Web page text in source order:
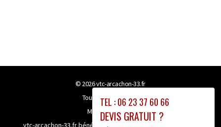
TEL : 06 23 37 60 66
DEVIS GRATUIT ?
© 2026vtc-arcachon-33.fr
Tous droits réservés
Mentions légales
vtc-arcachon-33.fr bénéficie de la technologie